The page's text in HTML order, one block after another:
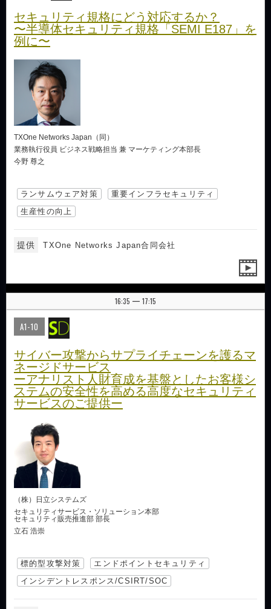
セキュリティ規格にどう対応するか？
〜半導体セキュリティ規格「SEMI E187」を
例に〜
TXOne Networks Japan（同）
業務執行役員 ビジネス戦略担当 兼 マーケティング本部長
今野 尊之
ランサムウェア対策
重要インフラセキュリティ
生産性の向上
提供 TXOne Networks Japan合同会社
16:35 | 17:15
A1-10
サイバー攻撃からサプライチェーンを護るマ
ネージドサービス
ーアナリスト人財育成を基盤としたお客様シ
ステムの安全性を高める高度なセキュリティ
サービスのご提供ー
（株）日立システムズ
セキュリティサービス・ソリューション本部
セキュリティ販売推進部 部長
立石 浩崇
標的型攻撃対策
エンドポイントセキュリティ
インシデントレスポンス/CSIRT/SOC